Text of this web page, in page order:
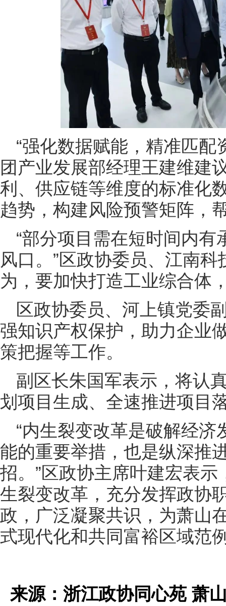
“‌强化数据赋能，精准匹配
团产业发展部经理王建维建
利、供应链等维度的标准化
趋势，构建风险预警矩阵，
“部分项目需在短时间内
风口。”区政协委员、江南
为，要加快打造工业综合体
区政协委员、河上镇党委
强知识产权保护，助力企业
策把握等工作。
副区长朱国军表示，将认
划项目生成、全速推进项目
“内生裂变改革是破解经
能的重要举措，也是纵深推
招。”区政协主席叶建宏表
生裂变改革，充分发挥政协
政，广泛凝聚共识，为萧山
式现代化和共同富裕区域范
来源：浙江政协同心苑